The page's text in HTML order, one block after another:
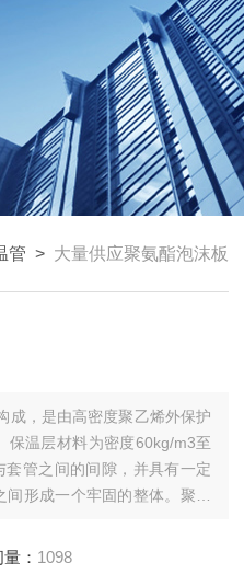
管 > 大量供应聚氨酯泡沫板
成，是由高密度聚乙烯外保护
保温层材料为密度60kg/m3至
管之间的间隙，并具有一定
形成一个牢固的整体。聚氨
： 1098